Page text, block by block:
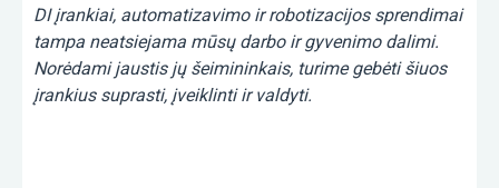
DI įrankiai, automatizavimo ir robotizacijos sprendimai
tampa neatsiejama mūsų darbo ir gyvenimo dalimi.
Norėdami jaustis jų šeimininkais, turime gebėti šiuos
įrankius suprasti, įveiklinti ir valdyti.